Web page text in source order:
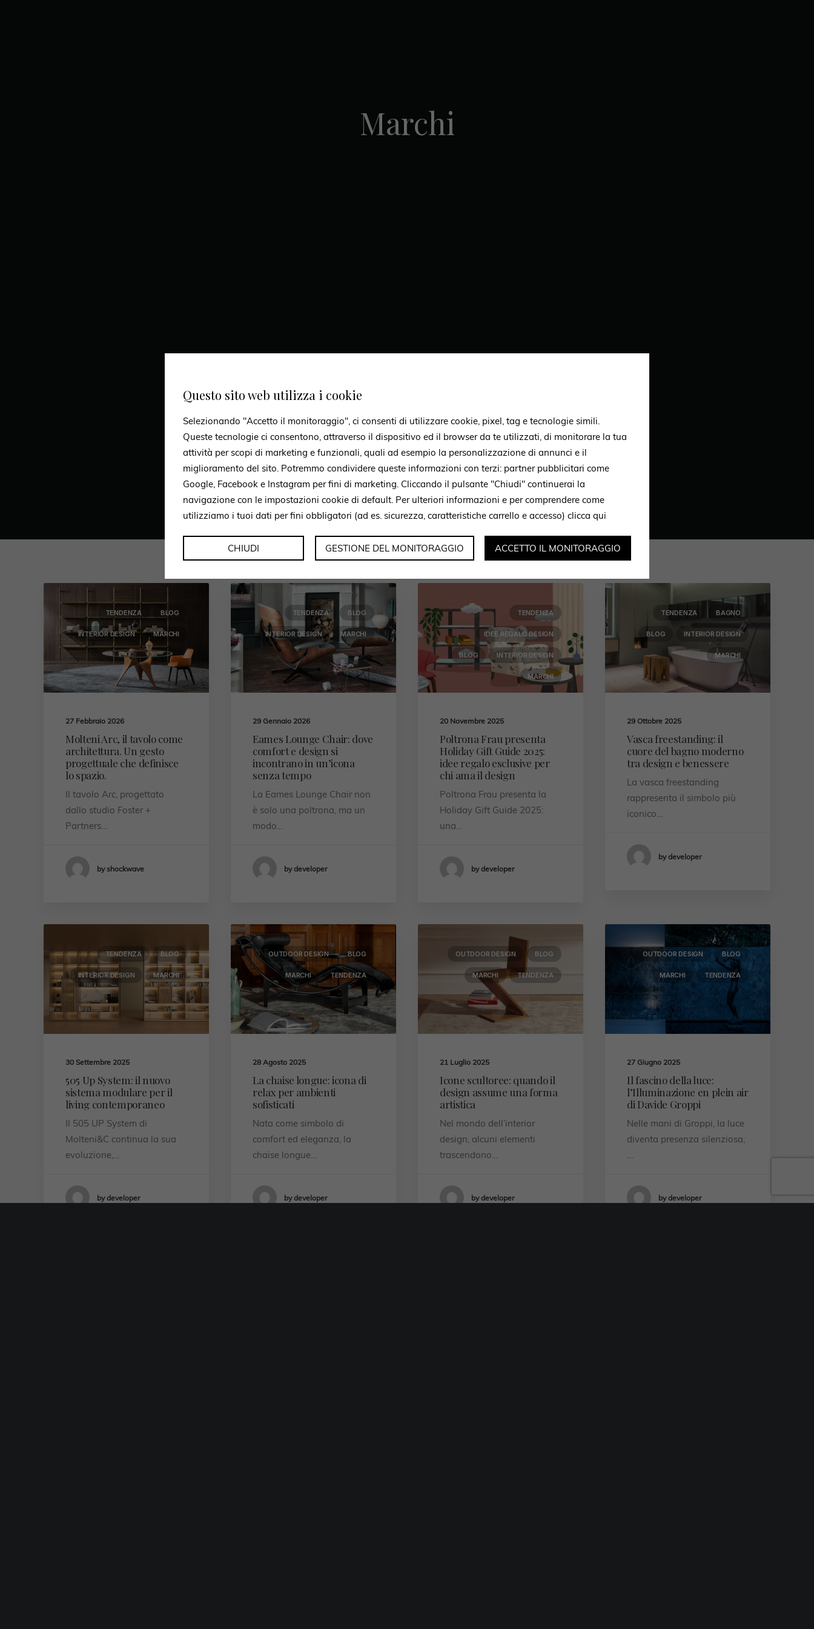
Marchi
TENDENZA BLOG
INTERIOR DESIGN MARCHI
27 Febbraio 2026
Molteni Arc, il tavolo come
architettura. Un gesto
progettuale che definisce
lo spazio.
Il tavolo Arc, progettato
dallo studio Foster +
Partners…
by shockwave
TENDENZA BLOG
INTERIOR DESIGN MARCHI
29 Gennaio 2026
Eames Lounge Chair: dove
comfort e design si
incontrano in un’icona
senza tempo
La Eames Lounge Chair non
è solo una poltrona, ma un
modo…
by developer
TENDENZA
IDEE REGALO DESIGN
BLOG INTERIOR DESIGN
MARCHI
20 Novembre 2025
Poltrona Frau presenta
Holiday Gift Guide 2025:
idee regalo esclusive per
chi ama il design
Poltrona Frau presenta la
Holiday Gift Guide 2025:
una…
by developer
TENDENZA BAGNO
BLOG INTERIOR DESIGN
MARCHI
29 Ottobre 2025
Vasca freestanding: il
cuore del bagno moderno
tra design e benessere
La vasca freestanding
rappresenta il simbolo più
iconico…
by developer
TENDENZA BLOG
INTERIOR DESIGN MARCHI
30 Settembre 2025
505 Up System: il nuovo
sistema modulare per il
living contemporaneo
Il 505 UP System di
Molteni&C continua la sua
evoluzione,…
by developer
OUTDOOR DESIGN BLOG
MARCHI TENDENZA
28 Agosto 2025
La chaise longue: icona di
relax per ambienti
sofisticati
Nata come simbolo di
comfort ed eleganza, la
chaise longue…
by developer
OUTDOOR DESIGN BLOG
MARCHI TENDENZA
21 Luglio 2025
Icone scultoree: quando il
design assume una forma
artistica
Nel mondo dell’interior
design, alcuni elementi
trascendono…
by developer
OUTDOOR DESIGN BLOG
MARCHI TENDENZA
27 Giugno 2025
Il fascino della luce:
l’Illuminazione en plein air
di Davide Groppi
Nelle mani di Groppi, la luce
diventa presenza silenziosa,
…
by developer
Questo sito web utilizza i cookie
Selezionando "Accetto il monitoraggio", ci consenti di utilizzare cookie, pixel, tag e tecnologie simili.
Queste tecnologie ci consentono, attraverso il dispositivo ed il browser da te utilizzati, di monitorare la tua
attività per scopi di marketing e funzionali, quali ad esempio la personalizzazione di annunci e il
miglioramento del sito. Potremmo condividere queste informazioni con terzi: partner pubblicitari come
Google, Facebook e Instagram per fini di marketing. Cliccando il pulsante "Chiudi" continuerai la
navigazione con le impostazioni cookie di default. Per ulteriori informazioni e per comprendere come
utilizziamo i tuoi dati per fini obbligatori (ad es. sicurezza, caratteristiche carrello e accesso) clicca qui
CHIUDI GESTIONE DEL MONITORAGGIO ACCETTO IL MONITORAGGIO